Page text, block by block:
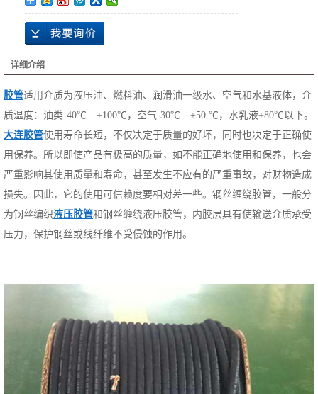
详细介绍
胶管适用介质为液压油、燃料油、润滑油一级水、空气和水基液体，介
质温度：油类-40℃—+100℃，空气-30℃—+50 ℃，水乳液+80℃以下。
大连胶管使用寿命长短，不仅决定于质量的好坏，同时也决定于正确使
用保养。所以即使产品有极高的质量，如不能正确地使用和保养，也会
严重影响其使用质量和寿命，甚至发生不应有的严重事故，对财物造成
损失。因此，它的使用可信赖度要相对差一些。钢丝缠绕胶管，一般分
为钢丝编织液压胶管和钢丝缠绕液压胶管，内胶层具有使输送介质承受
压力，保护钢丝或线纤维不受侵蚀的作用。